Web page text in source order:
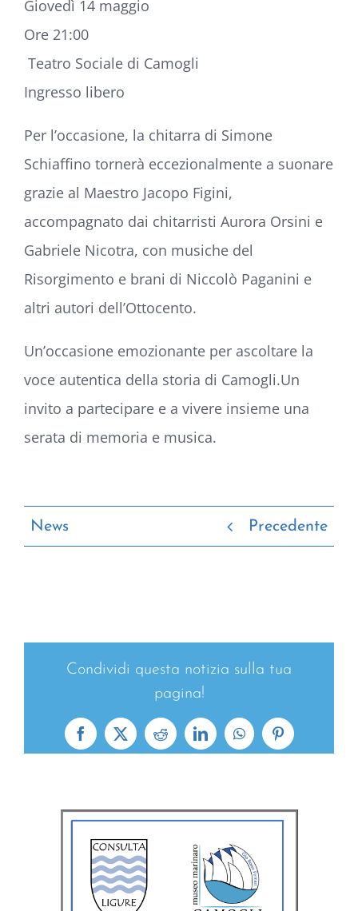
Giovedì 14 maggio
Ore 21:00
Teatro Sociale di Camogli
Ingresso libero
Per l’occasione, la chitarra di Simone
Schiaffino tornerà eccezionalmente a suonare
grazie al Maestro Jacopo Figini,
accompagnato dai chitarristi Aurora Orsini e
Gabriele Nicotra, con musiche del
Risorgimento e brani di Niccolò Paganini e
altri autori dell’Ottocento.
Un’occasione emozionante per ascoltare la
voce autentica della storia di Camogli.Un
invito a partecipare e a vivere insieme una
serata di memoria e musica.
News Precedente
Condividi questa notizia sulla tua
pagina!
Facebook
X RedditLinkedInWhatsAppPinterest